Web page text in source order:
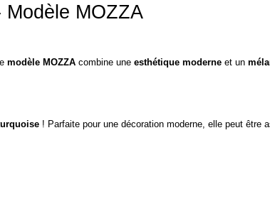
MOZZA
modèle MOZZAcombine une esthétique moderneet un
! Parfaite pour une décoration moderne, elle peut être